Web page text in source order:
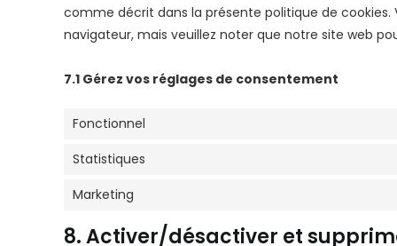
comme décrit dans la présente politique de cookies.
navigateur, mais veuillez noter que notre site web
7.1 Gérez vos réglages de consentement
Fonctionnel
Statistiques
Marketing
8. Activer/désactiver et